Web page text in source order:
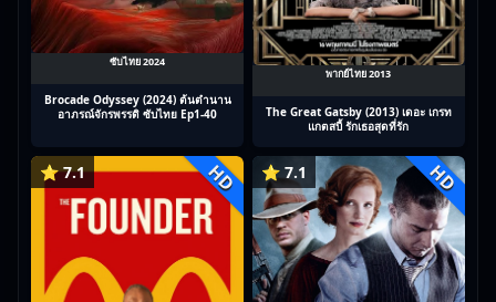
ซับไทย 2024
Brocade Odyssey (2024) ต้นตํานาน
อาภรณ์จักรพรรดิ ซับไทย Ep1-40
พากย์ไทย 2013
The Great Gatsby (2013) เดอะ เกรท
แกตสบี้ รักเธอสุดที่รัก
⭐ 7.1 HD ⭐ 7.1 HD